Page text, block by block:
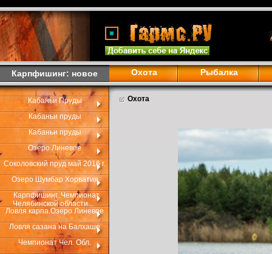
Карпфишинг: новое Охота Рыбалка
Кабаньи Пруды
Кабаньи пруды
Кабаньи пруды
Озеро Линевое
Соколовский пруд май 2016 г.
Озеро Шумбар Хорватия
Карпфишинг..Чемпионат
Челябинской области...
Ловля карпа.Озеро Линевое
Ловля сазана на Балхаше
Чемпионат Чел. Обл.
Охота